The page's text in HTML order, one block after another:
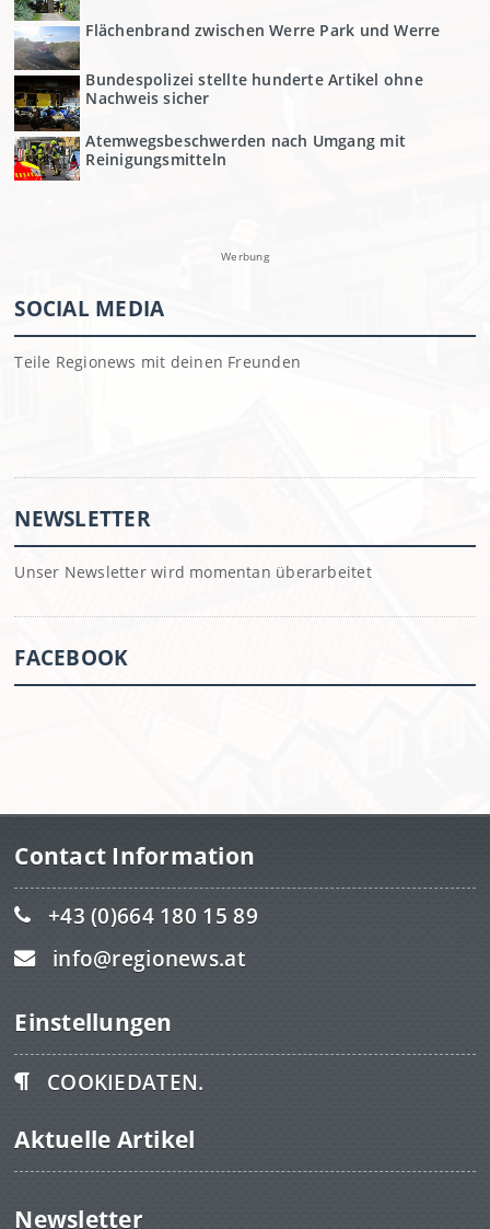
Flächenbrand zwischen Werre Park und Werre
Bundespolizei stellte hunderte Artikel ohne
Nachweis sicher
Atemwegsbeschwerden nach Umgang mit
Reinigungsmitteln
Werbung
SOCIAL MEDIA
Teile Regionews mit deinen Freunden
NEWSLETTER
Unser Newsletter wird momentan überarbeitet
FACEBOOK
Contact Information
+43 (0)664 180 15 89
info@regionews.at
Einstellungen
COOKIEDATEN.
Aktuelle Artikel
Newsletter